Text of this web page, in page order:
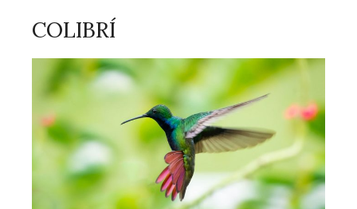
COLIBRÍ